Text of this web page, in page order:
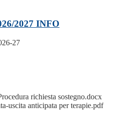
2027 INFO
27
richiesta sostegno.docx
uscita anticipata per terapie.pdf